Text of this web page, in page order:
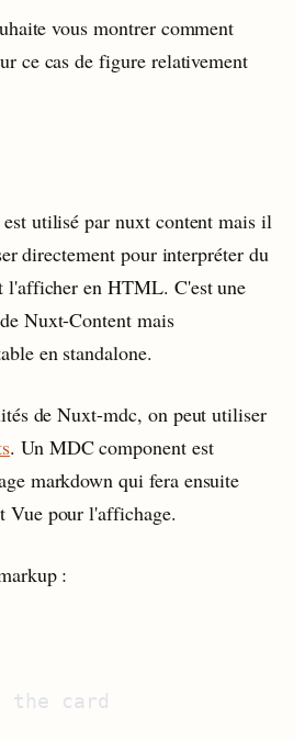
vous montrer comment
ce cas de figure relativement
utilisé par nuxt content mais il
directement pour interpréter du
l'afficher en HTML. C'est une
Nuxt-Content mais
en standalone.
de Nuxt-mdc, on peut utiliser
. Un MDC component est
markdown qui fera ensuite
Vue pour l'affichage.
: